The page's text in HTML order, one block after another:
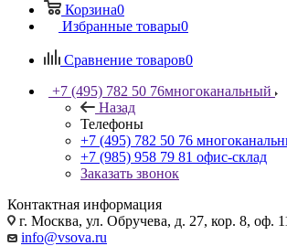
Корзина0
Избранные товары0
Сравнение товаров0
+7 (495) 782 50 76многоканальный
Назад
Телефоны
+7 (495) 782 50 76
+7 (985) 958 79 81 офис-склад
Заказать звонок
Контактная информация
г. Москва, ул. Обручева, д. 27, кор. 8, оф.
info@vsova.ru